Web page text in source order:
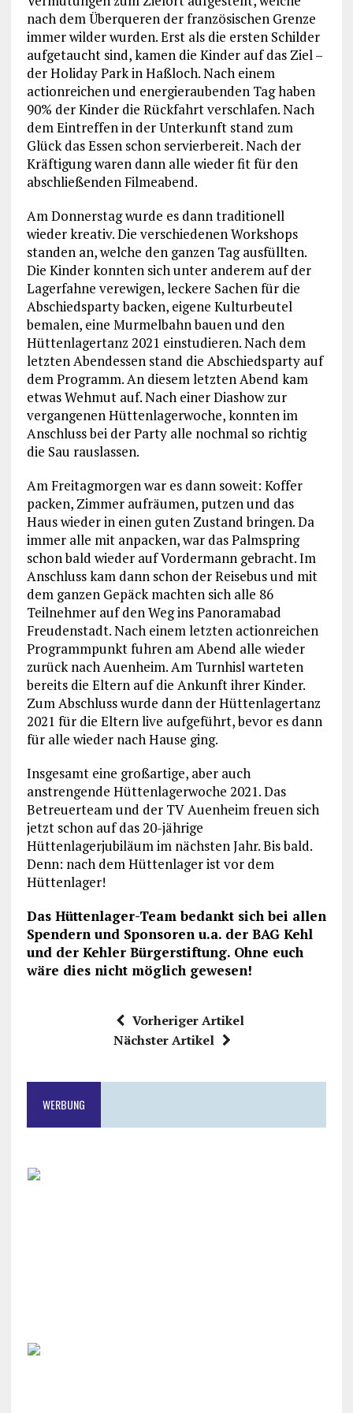
nach dem Überqueren der französischen Grenze
immer wilder wurden. Erst als die ersten Schilder
aufgetaucht sind, kamen die Kinder auf das Ziel –
der Holiday Park in Haßloch. Nach einem
actionreichen und energieraubenden Tag haben
90% der Kinder die Rückfahrt verschlafen. Nach
dem Eintreffen in der Unterkunft stand zum
Glück das Essen schon servierbereit. Nach der
Kräftigung waren dann alle wieder fit für den
abschließenden Filmeabend.
Am Donnerstag wurde es dann traditionell
wieder kreativ. Die verschiedenen Workshops
standen an, welche den ganzen Tag ausfüllten.
Die Kinder konnten sich unter anderem auf der
Lagerfahne verewigen, leckere Sachen für die
Abschiedsparty backen, eigene Kulturbeutel
bemalen, eine Murmelbahn bauen und den
Hüttenlagertanz 2021 einstudieren. Nach dem
letzten Abendessen stand die Abschiedsparty auf
dem Programm. An diesem letzten Abend kam
etwas Wehmut auf. Nach einer Diashow zur
vergangenen Hüttenlagerwoche, konnten im
Anschluss bei der Party alle nochmal so richtig
die Sau rauslassen.
Am Freitagmorgen war es dann soweit: Koffer
packen, Zimmer aufräumen, putzen und das
Haus wieder in einen guten Zustand bringen. Da
immer alle mit anpacken, war das Palmspring
schon bald wieder auf Vordermann gebracht. Im
Anschluss kam dann schon der Reisebus und mit
dem ganzen Gepäck machten sich alle 86
Teilnehmer auf den Weg ins Panoramabad
Freudenstadt. Nach einem letzten actionreichen
Programmpunkt fuhren am Abend alle wieder
zurück nach Auenheim. Am Turnhisl warteten
bereits die Eltern auf die Ankunft ihrer Kinder.
Zum Abschluss wurde dann der Hüttenlagertanz
2021 für die Eltern live aufgeführt, bevor es dann
für alle wieder nach Hause ging.
Insgesamt eine großartige, aber auch
anstrengende Hüttenlagerwoche 2021. Das
Betreuerteam und der TV Auenheim freuen sich
jetzt schon auf das 20-jährige
Hüttenlagerjubiläum im nächsten Jahr. Bis bald.
Denn: nach dem Hüttenlager ist vor dem
Hüttenlager!
Das Hüttenlager-Team bedankt sich bei allen
Spendern und Sponsoren u.a. der BAG Kehl
und der Kehler Bürgerstiftung. Ohne euch
wäre dies nicht möglich gewesen!
Vorheriger Artikel
Nächster Artikel
WERBUNG